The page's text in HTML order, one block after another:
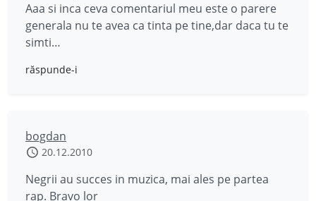
Aaa si inca ceva comentariul meu este o parere
generala nu te avea ca tinta pe tine,dar daca tu te
simti…
răspunde-i
bogdan
20.12.2010
Negrii au succes in muzica, mai ales pe partea
rap. Bravo lor